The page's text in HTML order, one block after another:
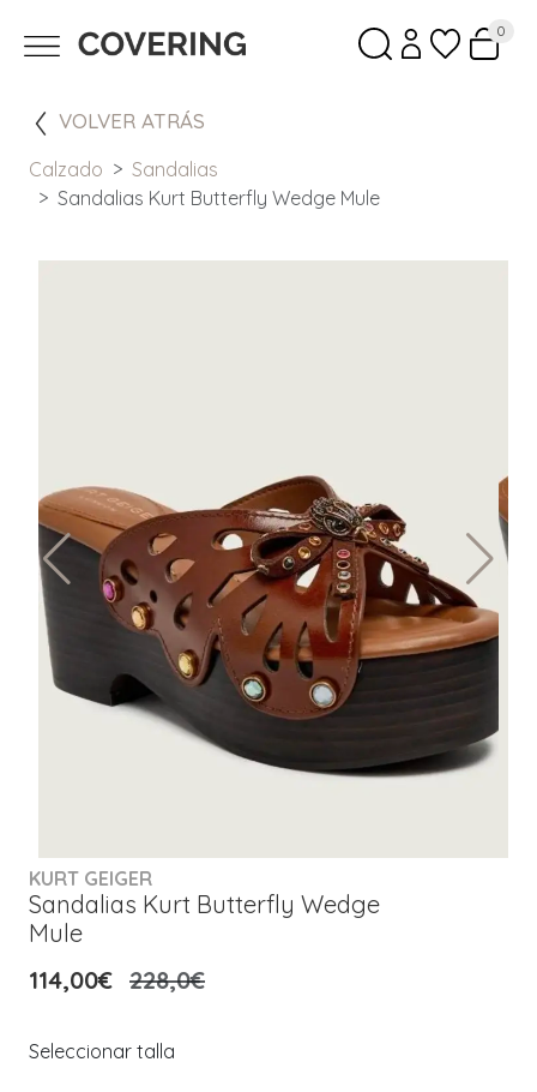
0
VOLVER ATRÁS
Calzado
Sandalias
Sandalias Kurt Butterfly Wedge Mule
KURT GEIGER
Sandalias Kurt Butterfly Wedge
Mule
114,00€ 228,0€
Seleccionar talla